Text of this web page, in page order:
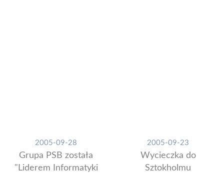
2005-09-28
Grupa PSB została
"Liderem Informatyki
2005-09-23
Wycieczka do
Sztokholmu